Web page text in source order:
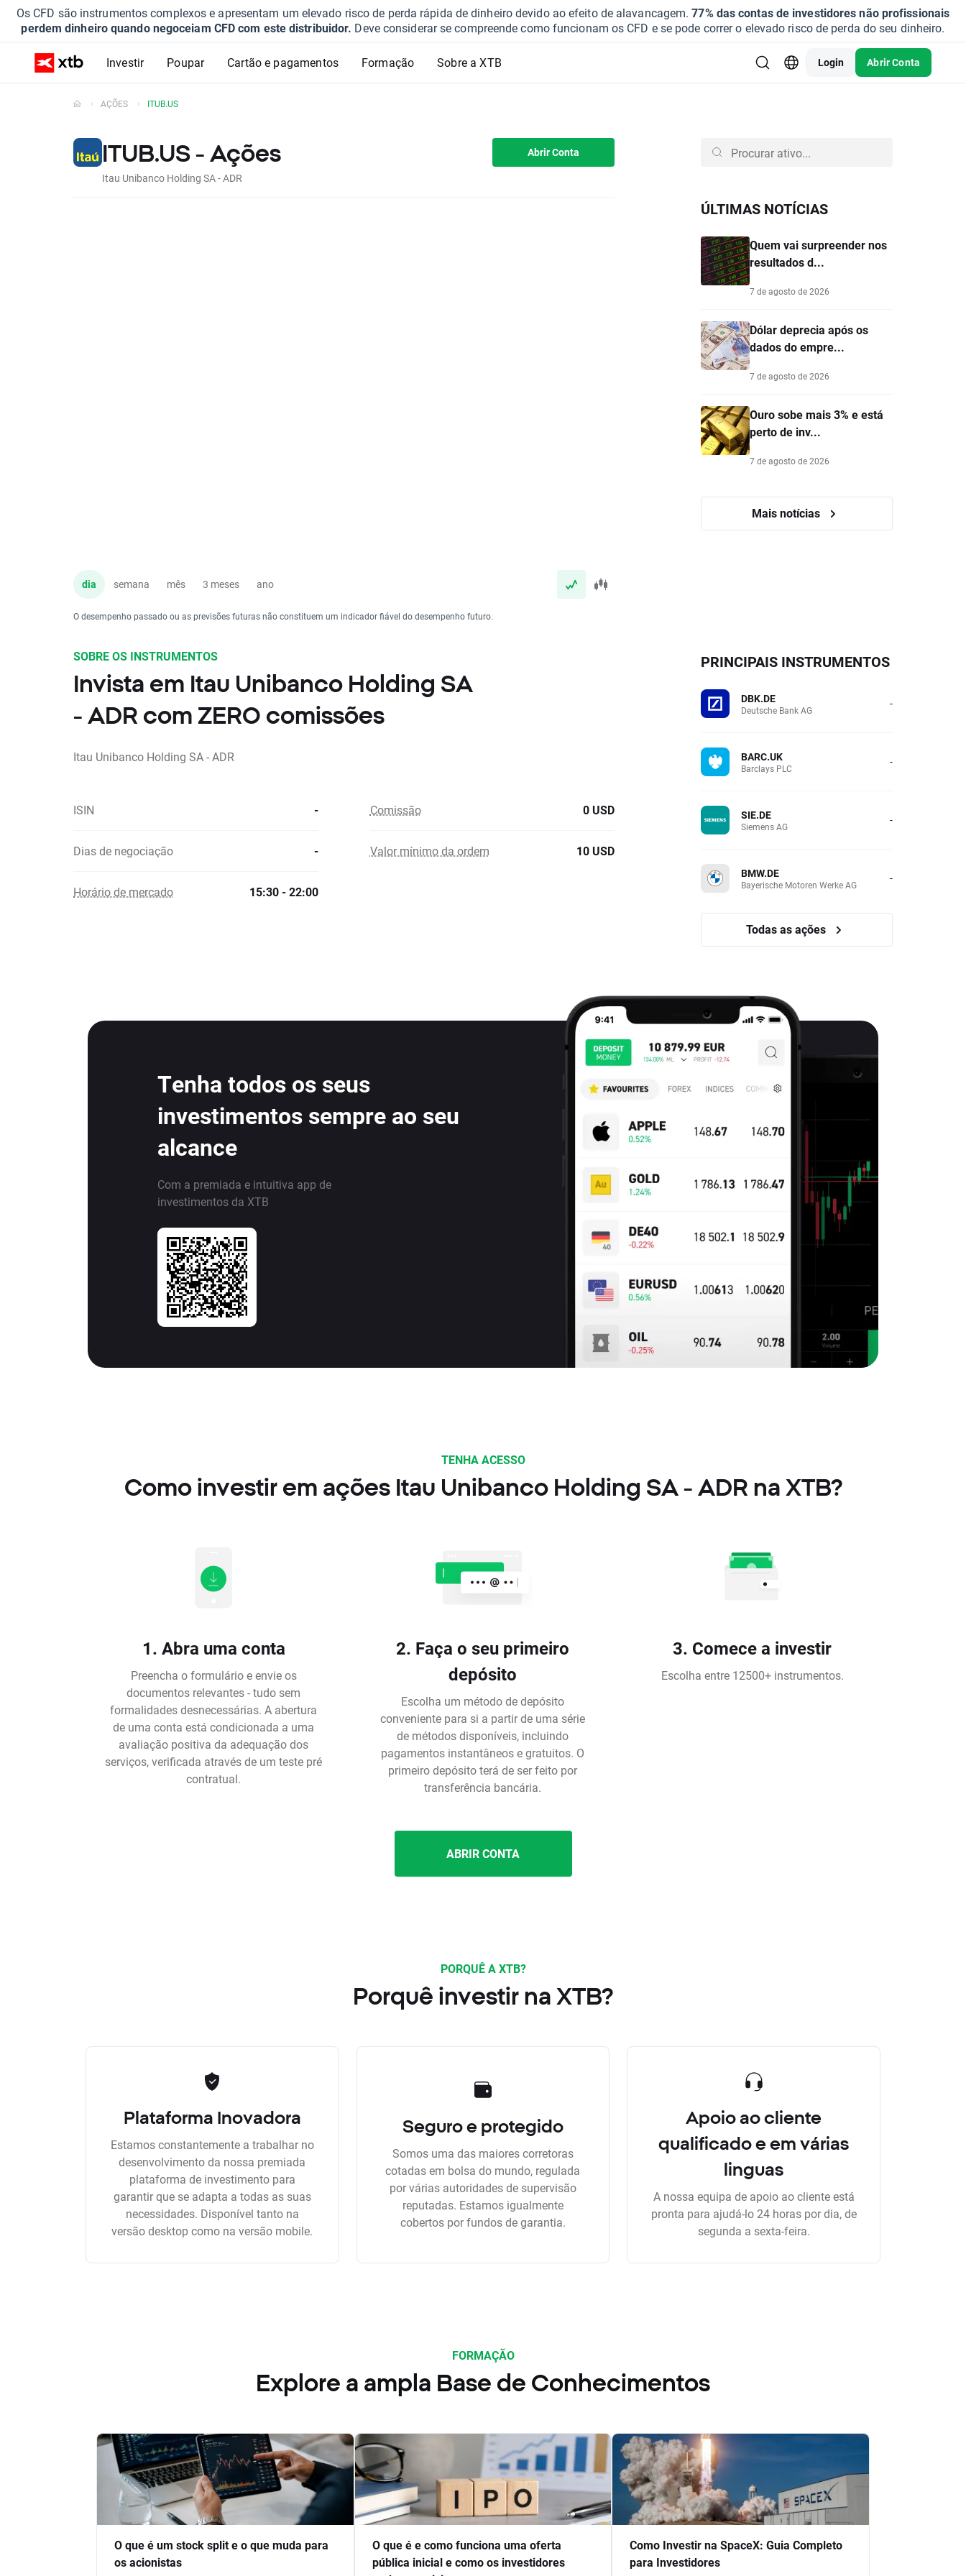
Os CFD são instrumentos complexos e apresentam um elevado risco de perda rápida de dinheiro devido ao efeito de alavancagem.77% das contas de investidores não profissionais
perdem dinheiro quando negoceiam CFD com este distribuidor. Deve considerar se compreende como funcionam os CFD e se pode correr o elevado risco de perda do seu dinheiro.
Investir Poupar Cartão e pagamentos Formação Sobre a XTB Login Abrir Conta
AÇÕES ITUB.US
ITUB.US - Ações
Itau Unibanco Holding SA - ADR
Abrir Conta
dia semana mês 3 meses ano
O desempenho passado ou as previsões futuras não constituem um indicador fiável do desempenho futuro.
ÚLTIMAS NOTÍCIAS
Quem vai surpreender nos
resultados d...
7 de agosto de 2026
Dólar deprecia após os
dados do empre...
7 de agosto de 2026
Ouro sobe mais 3% e está
perto de inv...
7 de agosto de 2026
Mais notícias
SOBRE OS INSTRUMENTOS
Invista em Itau Unibanco Holding SA
- ADR com ZERO comissões
Itau Unibanco Holding SA - ADR
ISIN - Comissão 0 USD
Dias de negociação - Valor mínimo da ordem 10 USD
Horário de mercado 15:30 - 22:00
PRINCIPAIS INSTRUMENTOS
DBK.DE
Deutsche Bank AG -
BARC.UK
Barclays PLC -
SIE.DE
Siemens AG -
BMW.DE
Bayerische Motoren Werke AG -
Todas as ações
Tenha todos os seus
investimentos sempre ao seu
alcance
Com a premiada e intuitiva app de
investimentos da XTB
TENHA ACESSO
Como investir em ações Itau Unibanco Holding SA - ADR na XTB?
1. Abra uma conta
Preencha o formulário e envie os
documentos relevantes - tudo sem
formalidades desnecessárias. A abertura
de uma conta está condicionada a uma
avaliação positiva da adequação dos
serviços, verificada através de um teste pré
contratual.
2. Faça o seu primeiro
depósito
Escolha um método de depósito
conveniente para si a partir de uma série
de métodos disponíveis, incluindo
pagamentos instantâneos e gratuitos. O
primeiro depósito terá de ser feito por
transferência bancária.
3. Comece a investir
Escolha entre 12500+ instrumentos.
ABRIR CONTA
PORQUÊ A XTB?
Porquê investir na XTB?
Plataforma Inovadora
Estamos constantemente a trabalhar no
desenvolvimento da nossa premiada
plataforma de investimento para
garantir que se adapta a todas as suas
necessidades. Disponível tanto na
versão desktop como na versão mobile.
Seguro e protegido
Somos uma das maiores corretoras
cotadas em bolsa do mundo, regulada
por várias autoridades de supervisão
reputadas. Estamos igualmente
cobertos por fundos de garantia.
Apoio ao cliente
qualificado e em várias
linguas
A nossa equipa de apoio ao cliente está
pronta para ajudá-lo 24 horas por dia, de
segunda a sexta-feira.
FORMAÇÃO
Explore a ampla Base de Conhecimentos
O que é um stock split e o que muda para
os acionistas
O que é e como funciona uma oferta
pública inicial e como os investidores
Como Investir na SpaceX: Guia Completo
para Investidores